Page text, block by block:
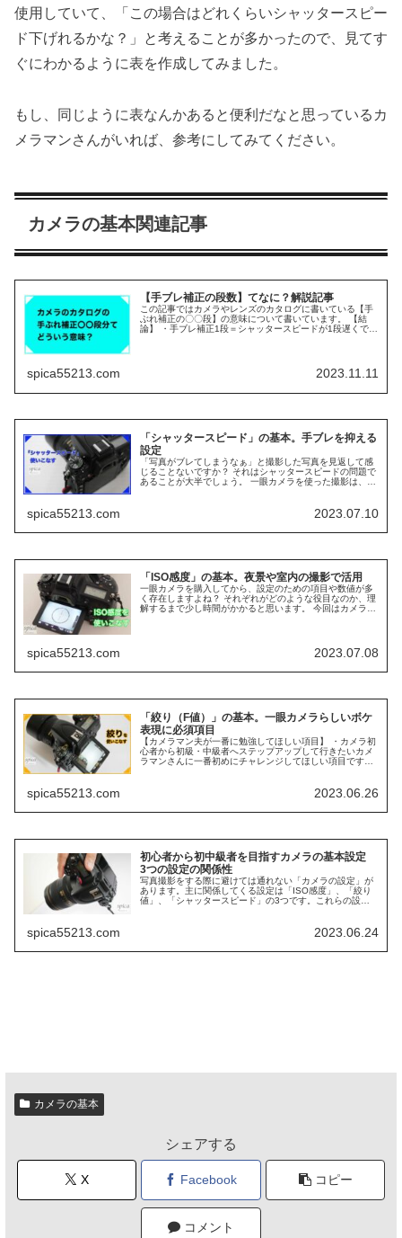
使用していて、「この場合はどれくらいシャッタースピー
ド下げれるかな？」と考えることが多かったので、見てす
ぐにわかるように表を作成してみました。
もし、同じように表なんかあると便利だなと思っているカ
メラマンさんがいれば、参考にしてみてください。
カメラの基本関連記事
【手ブレ補正の段数】てなに？解説記事
この記事ではカメラやレンズのカタログに書いている【手
ぶれ補正の〇〇段】の意味について書いています。 【結
論】 ・手ブレ補正1段＝シャッタースピードが1段遅くでき
spica55213.com 2023.11.11
「シャッタースピード」の基本。手ブレを抑える
設定
「写真がブレてしまうなぁ」と撮影した写真を見返して感
じることないですか？ それはシャッタースピードの問題で
あることが大半でしょう。 一眼カメラを使った撮影は、カ
spica55213.com 2023.07.10
「ISO感度」の基本。夜景や室内の撮影で活用
一眼カメラを購入してから、設定のための項目や数値が多
く存在しますよね？ それぞれがどのような役目なのか、理
解するまで少し時間がかかると思います。 今回はカメラの
spica55213.com 2023.07.08
「絞り（F値）」の基本。一眼カメラらしいボケ
表現に必須項目
【カメラマン夫が一番に勉強してほしい項目】 ・カメラ初
心者から初級・中級者へステップアップして行きたいカメ
ラマンさんに一番初めにチャレンジしてほしい項目です。
spica55213.com 2023.06.26
初心者から初中級者を目指すカメラの基本設定
3つの設定の関係性
写真撮影をする際に避けては通れない「カメラの設定」が
あります。主に関係してくる設定は「ISO感度」、「絞り
値」、「シャッタースピード」の3つです。これらの設定
spica55213.com 2023.06.24
カメラの基本
シェアする
X Facebook コピー
コメント